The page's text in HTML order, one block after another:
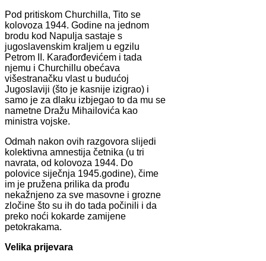
Pod pritiskom Churchilla, Tito se
kolovoza 1944. Godine na jednom
brodu kod Napulja sastaje s
jugoslavenskim kraljem u egzilu
Petrom II. Karađorđevićem i tada
njemu i Churchillu obećava
višestranačku vlast u budućoj
Jugoslaviji (što je kasnije izigrao) i
samo je za dlaku izbjegao to da mu se
nametne Dražu Mihailovića kao
ministra vojske.
Odmah nakon ovih razgovora slijedi
kolektivna amnestija četnika (u tri
navrata, od kolovoza 1944. Do
polovice siječnja 1945.godine), čime
im je pružena prilika da prođu
nekažnjeno za sve masovne i grozne
zločine što su ih do tada počinili i da
preko noći kokarde zamijene
petokrakama.
Velika prijevara